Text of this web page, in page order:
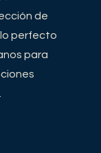
de
perfecto
para